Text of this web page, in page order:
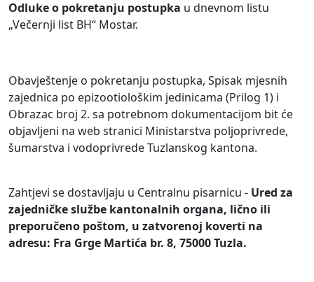
Odlukeo pokretanju postupka u dnevnom listu
„Večernji list BH“ Mostar.
Obavještenje o pokretanju postupka, Spisak mjesnih
zajednica po epizootiološkim jedinicama (Prilog 1) i
Obrazac broj 2. sa potrebnom dokumentacijom bit će
objavljeni na web stranici Ministarstva poljoprivrede,
šumarstva i vodoprivrede Tuzlanskog kantona.
Zahtjevi se dostavljaju u Centralnu pisarnicu - Ured za
zajedničke službe kantonalnih organa, lično ili
preporučeno poštom, u zatvorenoj koverti na
adresu: Fra Grge Martića br. 8, 75000 Tuzla.